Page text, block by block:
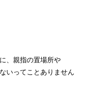
、親指の置場所や
いってことありません